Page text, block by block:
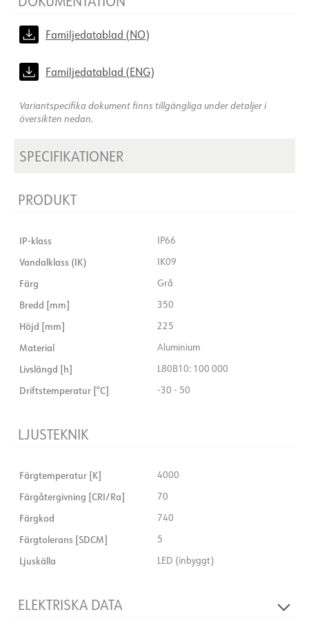
Familjedatablad (NO)
Familjedatablad (ENG)
Variantspecifika dokument finns tillgängliga under detaljer i
översikten nedan.
SPECIFIKATIONER
PRODUKT
IP-klass IP66
Vandalklass (IK) IK09
Färg Grå
Bredd [mm] 350
Höjd [mm] 225
Material Aluminium
Livslängd [h] L80B10: 100 000
Driftstemperatur [°C] -30 - 50
LJUSTEKNIK
Färgtemperatur [K] 4000
Färgåtergivning [CRI/Ra] 70
Färgkod 740
Färgtolerans [SDCM] 5
Ljuskälla LED (inbyggt)
ELEKTRISKA DATA